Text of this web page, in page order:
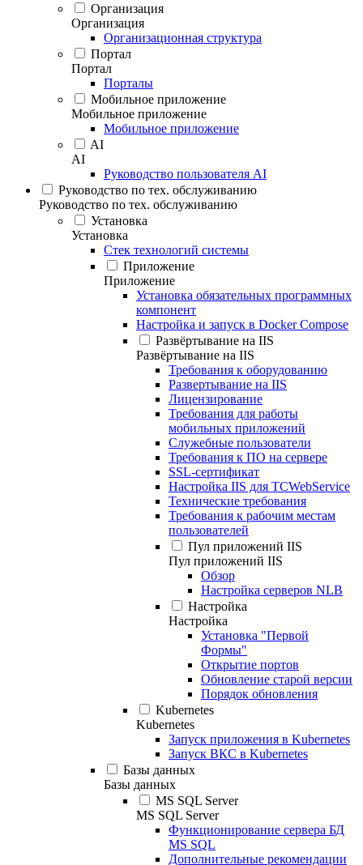
Организация
Организация
Организационная структура
Портал
Портал
Порталы
Мобильное приложение
Мобильное приложение
Мобильное приложение
AI
AI
Руководство пользователя AI
Руководство по тех. обслуживанию
Руководство по тех. обслуживанию
Установка
Установка
Стек технологий системы
Приложение
Приложение
Установка обязательных программных
компонент
Настройка и запуск в Docker Compose
Развёртывание на IIS
Развёртывание на IIS
Требования к оборудованию
Развертывание на IIS
Лицензирование
Требования для работы
мобильных приложений
Служебные пользователи
Требования к ПО на сервере
SSL-сертификат
Настройка IIS для TCWebService
Технические требования
Требования к рабочим местам
пользователей
Пул приложений IIS
Пул приложений IIS
Обзор
Настройка серверов NLB
Настройка
Настройка
Установка "Первой
Формы"
Открытие портов
Обновление старой версии
Порядок обновления
Kubernetes
Kubernetes
Запуск приложения в Kubernetes
Запуск ВКС в Kubernetes
Базы данных
Базы данных
MS SQL Server
MS SQL Server
Функционирование сервера БД
MS SQL
Дополнительные рекомендации